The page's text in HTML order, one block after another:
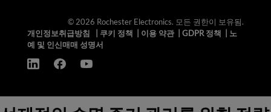
© 2026 Rochester Electronics. 모든 권한이 보유됨.
개인정보취급방침
쿠키 정책 이용 약관| GDPR 정책
노
예 및 인신매매 성명서